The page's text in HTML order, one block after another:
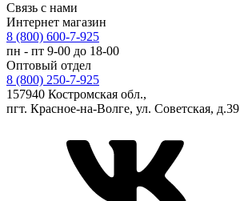
Связь с нами
Интернет магазин
8 (800) 600-7-925
пн - пт 9-00 до 18-00
Оптовый отдел
8 (800) 250-7-925
157940 Костромская обл.,
пгт. Красное-на-Волге, ул. Советская, д.39